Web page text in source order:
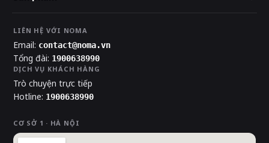
LIÊN HỆ VỚI NOMA
Email: contact@noma.vn
Tổng đài: 1900638990
DỊCH VỤ KHÁCH HÀNG
Trò chuyện trực tiếp
Hotline: 1900638990
CƠ SỞ 1 · HÀ NỘI